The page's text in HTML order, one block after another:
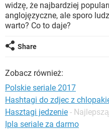
WINDOWS 10
SPOTIFY
INSTAGRAM
widzę, że najbardziej
anglojęzyczne, ale sporo
warto? Co to daje?
Share
Zobacz również:
Polskie seriale 2017
Hashtagi do zdjec z
Hasztagi jedzenie -
Ipla seriale za darmo